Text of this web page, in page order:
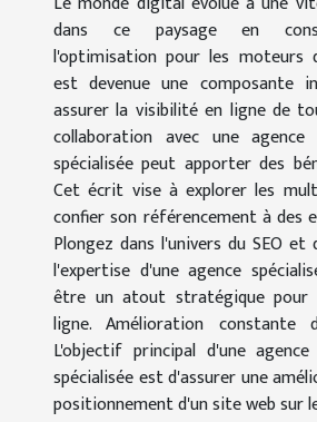
dans ce paysage en
l'optimisation pour les moteurs
est devenue une composante
assurer la visibilité en ligne de
collaboration avec une
spécialisée peut apporter des
Cet écrit vise à explorer les
confier son référencement à des
Plongez dans l'univers du SEO et
l'expertise d'une agence
être un atout stratégique pour
ligne. Amélioration constante
L'objectif principal d'une
spécialisée est d'assurer une
positionnement d'un site web sur